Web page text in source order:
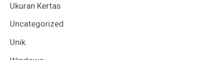
Ukuran Kertas
Uncategorized
Unik